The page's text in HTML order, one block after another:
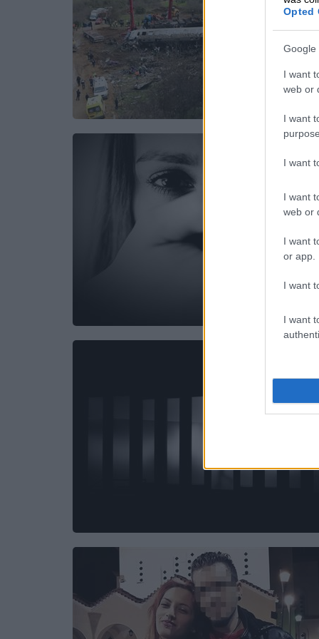
Opted
Google
I want
web or
I want
I want
I want
web or
I want
or app.
I want
I want